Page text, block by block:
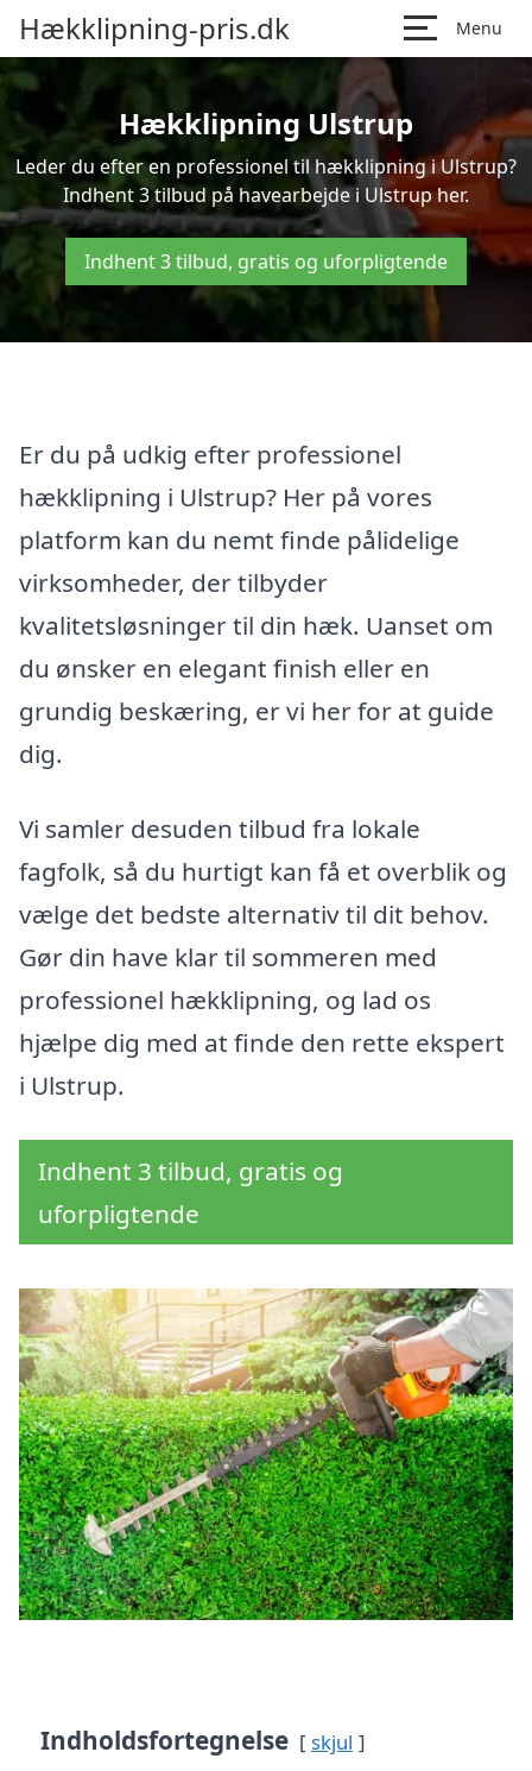
Hækklipning-pris.dk Menu
Hækklipning Ulstrup
Leder du efter en professionel til hækklipning i Ulstrup?
Indhent 3 tilbud på havearbejde i Ulstrup her.
Indhent 3 tilbud, gratis og uforpligtende
Er du på udkig efter professionel
hækklipning i Ulstrup? Her på vores
platform kan du nemt finde pålidelige
virksomheder, der tilbyder
kvalitetsløsninger til din hæk. Uanset om
du ønsker en elegant finish eller en
grundig beskæring, er vi her for at guide
dig.
Vi samler desuden tilbud fra lokale
fagfolk, så du hurtigt kan få et overblik og
vælge det bedste alternativ til dit behov.
Gør din have klar til sommeren med
professionel hækklipning, og lad os
hjælpe dig med at finde den rette ekspert
i Ulstrup.
Indhent 3 tilbud, gratis og
uforpligtende
Indholdsfortegnelse skjul